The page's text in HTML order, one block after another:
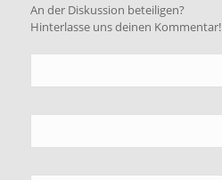
An der Diskussion beteiligen?
Hinterlasse uns deinen Kommentar!